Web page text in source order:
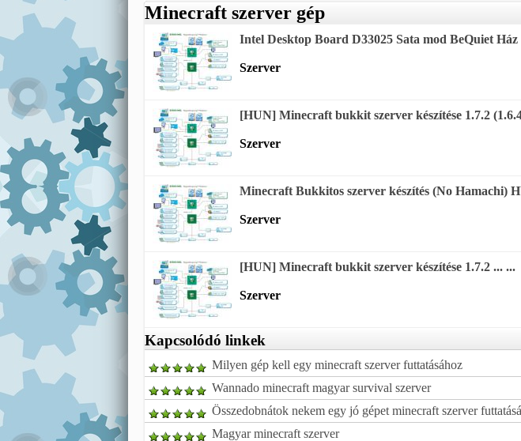
Minecraft szerver gép
Intel Desktop Board D33025 Sata mod BeQuiet Ház
Szerver
[HUN] Minecraft bukkit szerver készítése 1.7.2
Szerver
Minecraft Bukkitos szerver készítés (No Hamachi)
Szerver
[HUN] Minecraft bukkit szerver készítése 1.7.2 ... ...
Szerver
Kapcsolódó linkek
Milyen gép kell egy minecraft szerver futtatásához
Wannado minecraft magyar survival szerver
Összedobnátok nekem egy jó gépet minecraft szerver
Magyar minecraft szerver